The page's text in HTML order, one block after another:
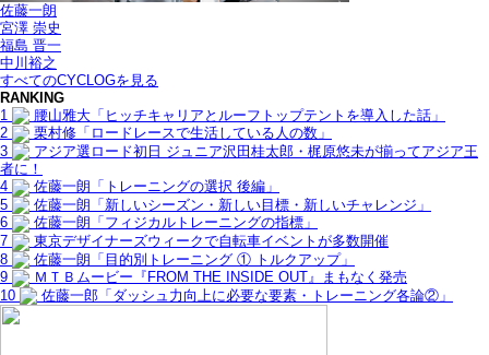
佐藤一朗
宮澤 崇史
福島 晋一
中川裕之
すべてのCYCLOGを見る
RANKING
1
腰山雅大「ヒッチキャリアとルーフトップテントを導入した話」
2
栗村修「ロードレースで生活している人の数」
3
アジア選ロード初日 ジュニア沢田桂太郎・梶原悠未が揃ってアジア王
者に！
4
佐藤一朗「トレーニングの選択 後編」
5
佐藤一朗「新しいシーズン・新しい目標・新しいチャレンジ」
6
佐藤一朗「フィジカルトレーニングの指標」
7
東京デザイナーズウィークで自転車イベントが多数開催
8
佐藤一朗「目的別トレーニング ① トルクアップ」
9
ＭＴＢムービー『FROM THE INSIDE OUT』まもなく発売
10
佐藤一郎「ダッシュ力向上に必要な要素・トレーニング各論②」